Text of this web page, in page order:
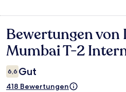
Bewertungen
Bewertungen von
Mumbai T-2
6,6 Gut
418 Bewertungen